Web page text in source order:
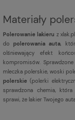
Materiały
Polerowanie lakieru z
dopolerowania auta,
olśniewający efekt
kompromisów. Sprawdzone
mleczka polerskie, woski
polerskie (polerki
sprawdzona chemia,
sprawi, że lakier Twojego